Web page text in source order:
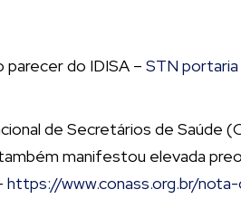
parecer do IDISA – STN
de Secretários de Saúde
manifestou elevada
https://www.conass.org.br/